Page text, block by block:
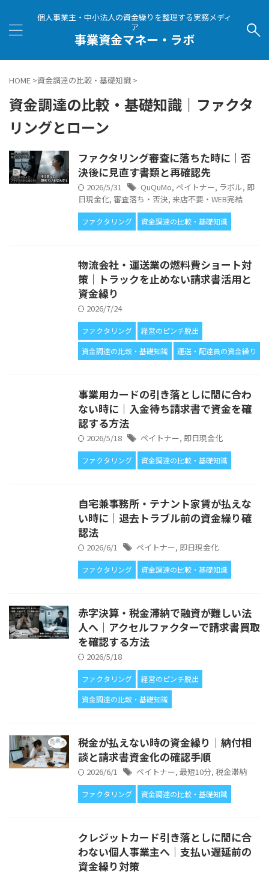
個人事業主・中小法人の資金繰りを整理する実務メディ
ア
事業資金マネー・ラボ
HOME >資金調達の比較・基礎知識 >
資金調達の比較・基礎知識｜ファクタ
リングとローン
ファクタリング審査に落ちた時に｜否
決後に見直す書類と再確認先
2026/5/31 QuQuMo, ペイトナー, ラボル, 即
日現金化, 審査落ち・否決, 来店不要・WEB完結
ファクタリング 資金調達の比較・基礎知識
物流会社・運送業の燃料費ショート対
策｜トラックを止めない請求書活用と
資金繰り
2026/7/24
ファクタリング
経営のピンチ脱出
資金調達の比較・基礎知識
運送・配達員の資金繰り
事業用カードの引き落としに間に合わ
ない時に｜入金待ち請求書で資金を確
認する方法
2026/5/18 ペイトナー, 即日現金化
ファクタリング 資金調達の比較・基礎知識
自宅兼事務所・テナント家賃が払えな
い時に｜退去トラブル前の資金繰り確
認法
2026/6/1 ペイトナー, 即日現金化
ファクタリング 資金調達の比較・基礎知識
赤字決算・税金滞納で融資が難しい法
人へ｜アクセルファクターで請求書買取
を確認する方法
2026/5/18
ファクタリング
経営のピンチ脱出
資金調達の比較・基礎知識
税金が払えない時の資金繰り｜納付相
談と請求書資金化の確認手順
2026/6/1 ペイトナー, 最短10分, 税金滞納
ファクタリング 資金調達の比較・基礎知識
クレジットカード引き落としに間に合
わない個人事業主へ｜支払い遅延前の
資金繰り対策